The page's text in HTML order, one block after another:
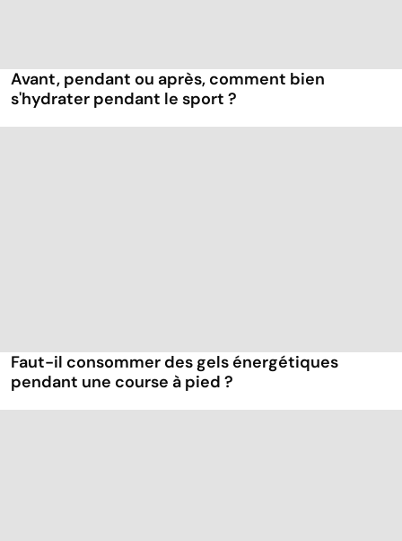
Avant, pendant ou après, comment bien
s'hydrater pendant le sport ?
Faut-il consommer des gels énergétiques
pendant une course à pied ?